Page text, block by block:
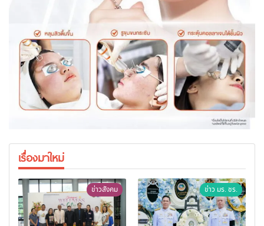
เรื่องมาใหม่
ข่าวสังคม ข่าว มร. ชร.